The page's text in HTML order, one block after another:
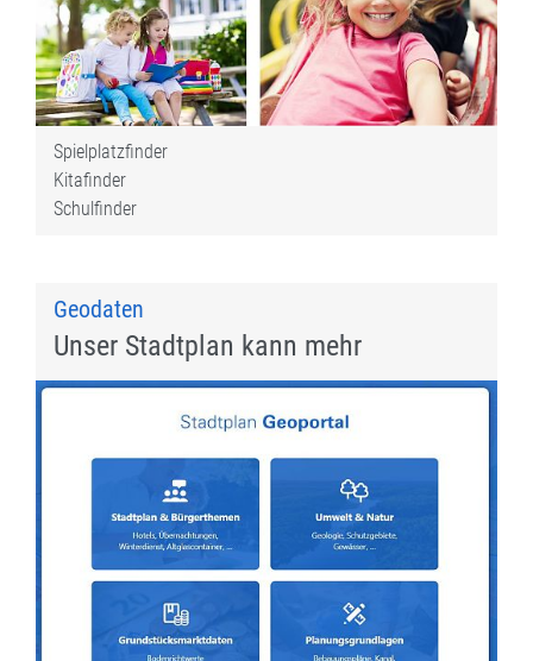
Spielplatzfinder
Kitafinder
Schulfinder
Geodaten
Unser Stadtplan kann mehr